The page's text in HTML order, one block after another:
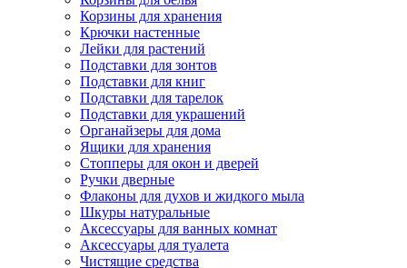
Корзины для хранения
Крючки настенные
Лейки для растений
Подставки для зонтов
Подставки для книг
Подставки для тарелок
Подставки для украшений
Органайзеры для дома
Ящики для хранения
Стопперы для окон и дверей
Ручки дверные
Флаконы для духов и жидкого мыла
Шкуры натуральные
Аксессуары для ванных комнат
Аксессуары для туалета
Чистящие средства